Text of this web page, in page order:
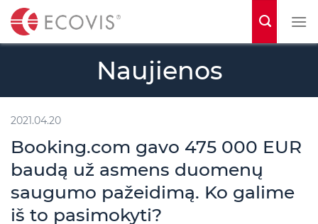
t
Naujienos
2021.04.20
Booking.com gavo 475 000 EUR
baudą už asmens duomenų
saugumo pažeidimą. Ko galime
iš to pasimokyti?